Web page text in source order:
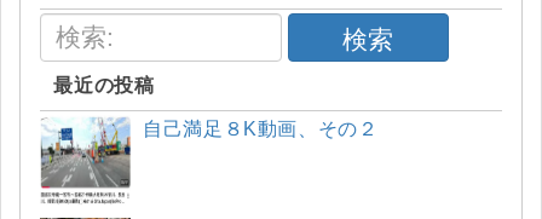
検索
最近の投稿
自己満足８K動画、その２